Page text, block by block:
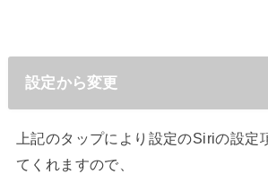
設定から変更
上記のタップにより設定のSiriの設定
てくれますので、